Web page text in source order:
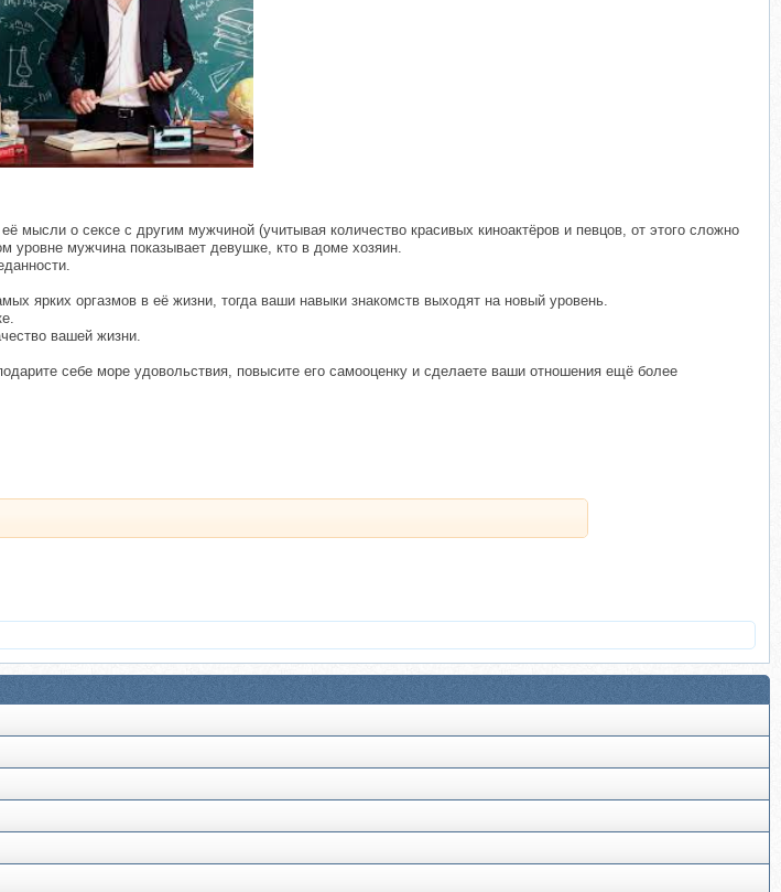
​
мысли о сексе с другим мужчиной (учитывая количество красивых киноактёров и певцов, от этого сложно
уровне мужчина показывает девушке, кто в доме хозяин.
ярких оргазмов в её жизни, тогда ваши навыки знакомств выходят на новый уровень.
вашей жизни.
себе море удовольствия, повысите его самооценку и сделаете ваши отношения ещё более